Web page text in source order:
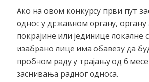
Ако на овом конкурсу први пут
однос у државном органу,
покрајине или јединице локалне
изабрано лице има обавезу да
пробном раду у трајању од 6
заснивања радног односа.